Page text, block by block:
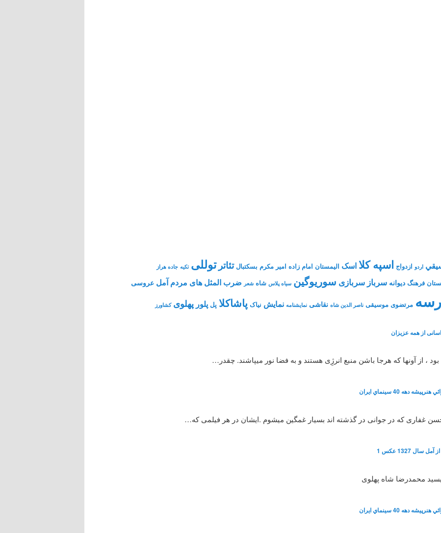
اردو ازدواج اسپه کلااسک الیمستان امام زاده امیر مکرم بسکتبال تئاتر توللی تکیه جاده هراز
فرهنگ دیوانه سرباز سربازی سوریوگین سیاه پلاس شاه شعر ضرب المثل های مردم آمل عروسی
مرتضوی موسیقی ناصر الدین شاه نقاشی نمايشنامه نمایش نیاک پاشاکلا پل پلور پهلوی کشاورز
از همه عزیزان
، از آونها که هرجا باشن منبع انرژِی هستند و به فضا نور میپاشند. چقدر…
دهه 40 سينماي ايران
حسن غفاری که در جوانی در گذشته اند بسیار غمگین میشوم .ایشان در هر فیلمی که…
1327 عکس 1
محمدرضا شاه پهلوی
دهه 40 سينماي ايران